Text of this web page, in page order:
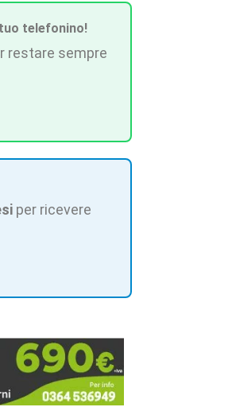
telefonino!
restare sempre
per ricevere